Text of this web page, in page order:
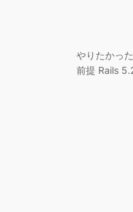
やりたかっ
前提 Rails